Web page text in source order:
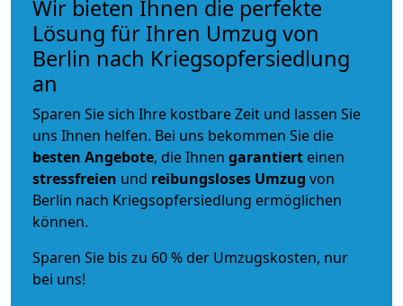
Wir bieten Ihnen die perfekte
Lösung für Ihren Umzug von
Berlin nach Kriegsopfersiedlung
an
Sparen Sie sich Ihre kostbare Zeit und lassen Sie
uns Ihnen helfen. Bei uns bekommen Sie die
besten Angebote, die Ihnen garantiert einen
stressfreien und reibungsloses Umzug von
Berlin nach Kriegsopfersiedlung ermöglichen
können.
Sparen Sie bis zu 60 % der Umzugskosten, nur
bei uns!